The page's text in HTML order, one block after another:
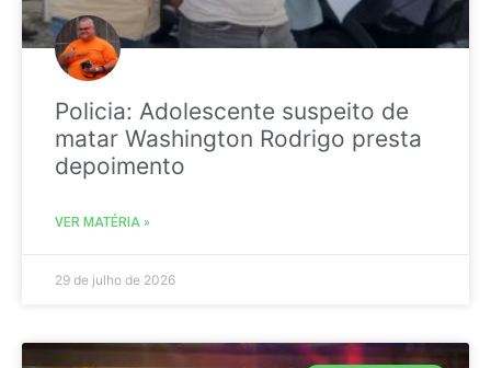
Policia: Adolescente suspeito de
matar Washington Rodrigo presta
depoimento
VER MATÉRIA »
29 de julho de 2026